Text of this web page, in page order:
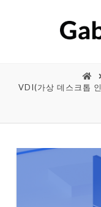
VDI(가상 데스크톱